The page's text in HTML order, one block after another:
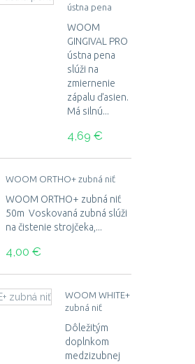
ústna pena
WOOM
GINGIVAL PRO
ústna pena
slúži na
zmiernenie
zápalu ďasien.
Má silnú...
4,69 €
WOOM ORTHO+ zubná niť
WOOM ORTHO+ zubná niť
50m Voskovaná zubná slúži
na čistenie strojčeka,...
4,00 €
WOOM WHITE+
zubná niť
Dôležitým
doplnkom
medzizubnej